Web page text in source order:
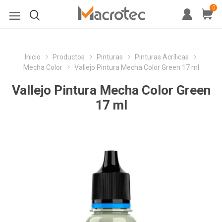
0
Inicio Productos Pinturas
Pinturas Acrílicas
Mecha Color
Vallejo Pintura Mecha Color Green 17 ml
Vallejo Pintura Mecha Color Green
17 ml